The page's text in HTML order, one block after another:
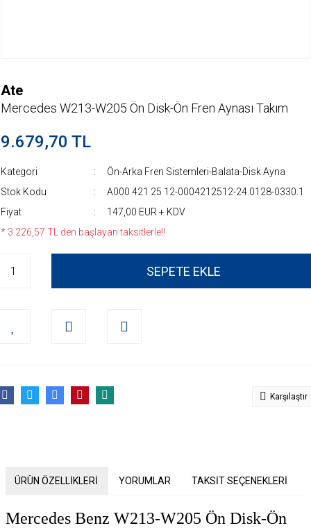
Ate
Mercedes W213-W205 Ön Disk-Ön Fren Aynası Takım
9.679,70 TL
Kategori
Ön-Arka Fren Sistemleri-Balata-Disk Ayna
Stok Kodu
A000 421 25 12-0004212512-24.0128-0330.1
Fiyat
147,00 EUR + KDV
* 3.226,57 TL den başlayan taksitlerle!!
SEPETE EKLE
Karşılaştır
ÜRÜN ÖZELLİKLERİ YORUMLAR TAKSİT SEÇENEKLERİ
Mercedes Benz W213-W205 Ön Disk-Ön